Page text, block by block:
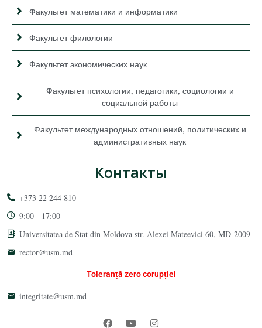
Факультет математики и информатики
Факультет филологии
Факультет экономических наук
Факультет психологии, педагогики, социологии и
социальной работы
Факультет международных отношений, политических и
административных наук
Контакты
+373 22 244 810
9:00 - 17:00
Universitatea de Stat din Moldova str. Alexei Mateevici 60, MD-2009
rector@usm.md
Toleranță zero corupției
integritate@usm.md